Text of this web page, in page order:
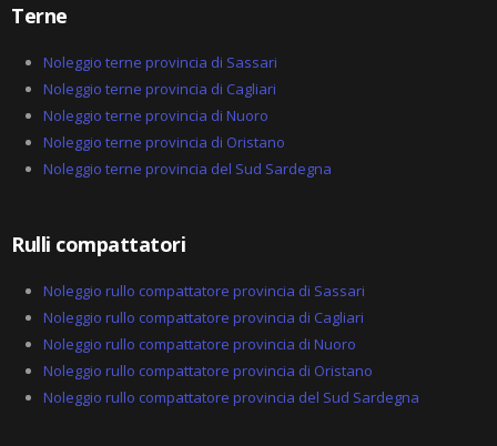
m
r
k
d
-
a
Terne
Noleggio terne provincia di Sassari
Noleggio terne provincia di Cagliari
Noleggio terne provincia di Nuoro
Noleggio terne provincia di Oristano
Noleggio terne provincia del Sud Sardegna
Rulli compattatori
Noleggio rullo compattatore provincia di Sassari
Noleggio rullo compattatore provincia di Cagliari
Noleggio rullo compattatore provincia di Nuoro
Noleggio rullo compattatore provincia di Oristano
Noleggio rullo compattatore provincia del Sud Sardegna